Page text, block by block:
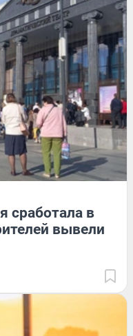
сработала в
вывели